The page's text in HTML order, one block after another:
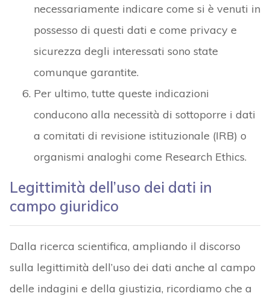
necessariamente indicare come si è venuti in
possesso di questi dati e come privacy e
sicurezza degli interessati sono state
comunque garantite.
Per ultimo, tutte queste indicazioni
conducono alla necessità di sottoporre i dati
a comitati di revisione istituzionale (IRB) o
organismi analoghi come Research Ethics.
Legittimità dell’uso dei dati in
campo giuridico
Dalla ricerca scientifica, ampliando il discorso
sulla legittimità dell’uso dei dati anche al campo
delle indagini e della giustizia, ricordiamo che a